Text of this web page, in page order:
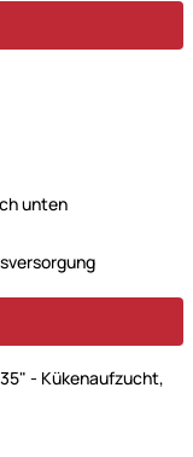
unten
- Kükenaufzucht,